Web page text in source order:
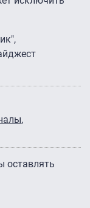
оставлять